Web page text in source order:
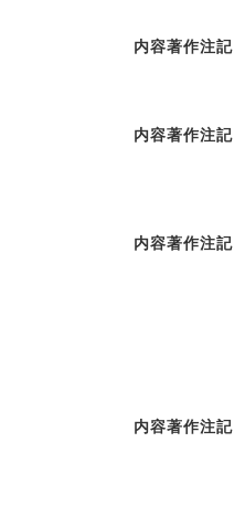
内容著作注記
内容著作注記
内容著作注記
内容著作注記